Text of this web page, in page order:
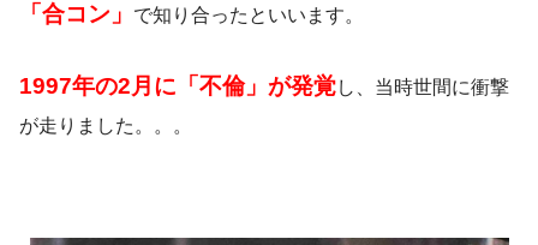
「合コン」 で知り合ったといいます。
1997年の2月に「不倫」が発覚し、当時世間に衝撃
が走りました。。。